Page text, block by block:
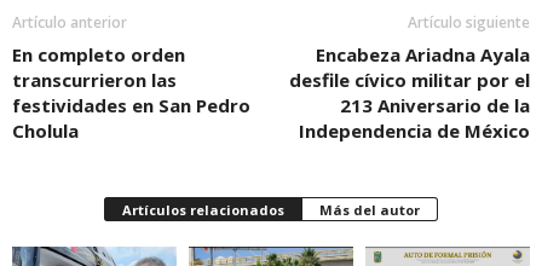
Artículo anterior
En completo orden
transcurrieron las
festividades en San Pedro
Cholula
Artículo siguiente
Encabeza Ariadna Ayala
desfile cívico militar por el
213 Aniversario de la
Independencia de México
Artículos relacionados Más del autor